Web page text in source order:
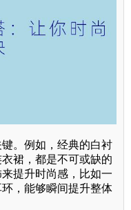
。例如，经典的白衬
裙，都是不可或缺的
提升时尚感，比如一
，能够瞬间提升整体